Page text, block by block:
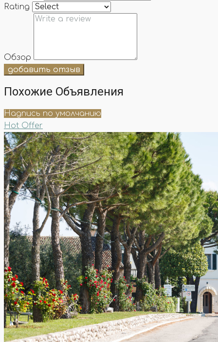
Rating
Обзор
добавить отзыв
Похожие Объявления
Надпись по умолчанию
Hot Offer